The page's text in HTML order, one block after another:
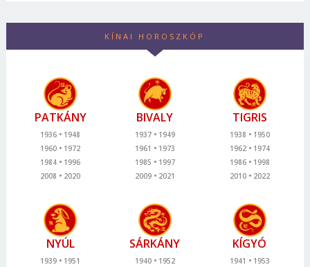
KÍNAI HOROSZKÓP
PATKÁNY
1936
1948
1960
1972
1984
1996
2008
2020
BIVALY
1937
1949
1961
1973
1985
1997
2009
2021
TIGRIS
1938
1950
1962
1974
1986
1998
2010
2022
NYÚL
1939
1951
SÁRKÁNY
1940
1952
KÍGYÓ
1941
1953